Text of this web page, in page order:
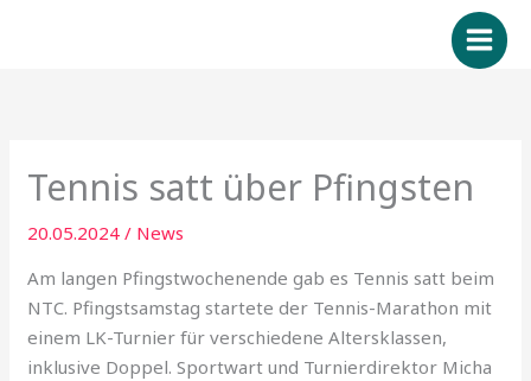
Tennis satt über Pfingsten
20.05.2024/ News
Am langen Pfingstwochenende gab es Tennis satt beim
NTC. Pfingstsamstag startete der Tennis-Marathon mit
einem LK-Turnier für verschiedene Altersklassen,
inklusive Doppel. Sportwart und Turnierdirektor Micha